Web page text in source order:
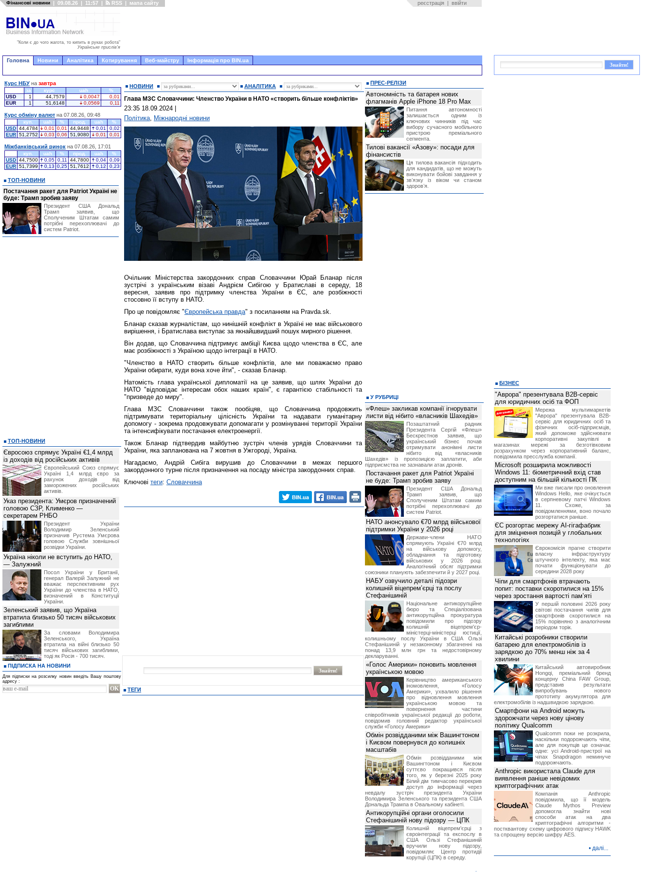
Фінансові новини | 09.08.26 | 11:57 | RSS | мапа сайту реєстрація | ввійти
"Коли є до чого жагота, то кипить в руках робота"
Українське прислів'я
Головна Новини Аналітика Котирування Веб-майстру Інформація про BIN.ua
НОВИНИ АНАЛІТИКА
Глава МЗС Словаччини: Членство України в НАТО «створить більше конфліктів»
23:35 18.09.2024
Політика, Міжнародні новини
Очільник Міністерства закордонних справ Словаччини Юрай Бланар після
зустрічі з українським візаві Андрієм Сибігою у Братиславі в середу, 18
вересня, заявив про підтримку членства України в ЄС, але розбіжності
стосовно її вступу в НАТО.
Про це повідомляє "Європейська правда" з посиланням на Pravda.sk.
Бланар сказав журналістам, що нинішній конфлікт в Україні не має військового
вирішення, і Братислава виступає за якнайшвидший пошук мирного рішення.
Він додав, що Словаччина підтримує амбіції Києва щодо членства в ЄС, але
має розбіжності з Україною щодо інтеграції в НАТО.
"Членство в НАТО створить більше конфліктів, але ми поважаємо право
України обирати, куди вона хоче йти", - сказав Бланар.
Натомість глава української дипломатії на це заявив, що шлях України до
НАТО "відповідає інтересам обох наших країн", є гарантією стабільності та
"призведе до миру".
Глава МЗС Словаччини також пообіцяв, що Словаччина продовжить
підтримувати територіальну цілісність України та надавати гуманітарну
допомогу - зокрема продовжувати допомагати у розмінуванні території України
та інтенсифікувати постачання електроенергії.
Також Бланар підтвердив майбутню зустріч членів урядів Словаччини та
України, яка запланована на 7 жовтня в Ужгороді, Україна.
Нагадаємо, Андрій Сибіга вирушив до Словаччини в межах першого
закордонного турне після призначення на посаду міністра закордонних справ.
Ключові теги: Словаччина
ТЕГИ
Курс НБУ на завтра
за курс uah
%
USD
1 44,7579 0,0047
0,01
EUR
1 51,6148 0,0569 0,11
Курс обміну валют на 07.08.26, 09:48
куп. uah % прод. uah
%
USD 44,4784 0,01 0,01 44,9448 0,01
0,02
EUR 51,2752 0,03 0,06 51,9080 0,01 0,01
Міжбанківський ринок на 07.08.26, 17:01
куп. uah % прод. uah
%
USD 44,7500 0,05 0,11 44,7800 0,04
0,09
EUR 51,7399 0,13 0,25 51,7612 0,12 0,23
ТОП-НОВИНИ
Постачання ракет для Patriot Україні не
буде: Трамп зробив заяву
Президент США Дональд
Трамп заявив, що
Сполученим Штатам самим
потрібні перехоплювачі до
систем Patriot.
ТОП-НОВИНИ
Євросоюз спрямує Україні €1,4 млрд
із доходів від російських активів
Європейський Союз спрямує
Україні 1,4 млрд євро за
рахунок доходів від
заморожених російських
активів.
Указ президента: Умєров призначений
головою СЗР, Клименко —
секретарем РНБО
Президент України
Володимир Зеленський
призначив Pустема Умєрова
головою Служби зовнішньої
розвідки України.
Україна ніколи не вступить до НАТО,
— Залужний
Посол України у Британії,
генерал Валерій Залужний не
вважає перспективним рух
України до членства в НАТО,
визначений в Конституції
України.
Зеленський заявив, що Україна
втратила близько 50 тисяч військових
загиблими
За словами Володимира
Зеленського, Україна
втратила на війні близько 50
тисяч військових загиблими,
тоді як Росія - 700 тисяч.
ПІДПИСКА НА НОВИНИ
Для підписки на розсилку новин введіть Вашу поштову
адресу :
ПРЕС-РЕЛІЗИ
Автономність та батарея нових
флагманів Apple iPhone 18 Pro Max
Питання автономності
залишається одним із
ключових чинників під час
вибору сучасного мобільного
пристрою преміального
сегмента.
Тилові вакансії «Азову»: посади для
фінансистів
Ця тилова вакансія підходить
для кандидатів, що не можуть
виконувати бойові завдання у
звʼязку із віком чи станом
здоровʼя.
У РУБРИЦІ
«Флеш» закликав компанії ігнорувати
листи від нібито «власників Шахедів»
Позаштатний радник
Президента Сергій «Флеш»
Бескрестнов заявив, що
український бізнес почав
отримувати анонімні листи
нібито від «власників
Шахедів» із пропозицією заплатити, аби
підприємства не зазнавали атак дронів.
Постачання ракет для Patriot Україні
не буде: Трамп зробив заяву
Президент США Дональд
Трамп заявив, що
Сполученим Штатам самим
потрібні перехоплювачі до
систем Patriot.
НАТО анонсувало €70 млрд військової
підтримки України у 2026 році
Держави-члени НАТО
спрямують Україні €70 млрд
на військову допомогу,
обладнання та підготовку
військових у 2026 році.
Аналогічний обсяг підтримки
союзники планують забезпечити й у 2027 році.
НАБУ озвучило деталі підозри
колишній віцепрем’єрці та послу
Стефанішиній
Національне антикорупційне
бюро та Спеціалізована
антикорупційна прокуратура
повідомили про підозру
колишній віцепрем'єр-
міністерці-міністерці юстиції,
колишньому послу України в США Ользі
Стефанішиній у незаконному збагаченні на
понад 13,9 млн грн та недостовірному
декларуванні.
«Голос Америки» поновить мовлення
українською мовою
Керівництво американського
іномовлення, «Голосу
Америки», ухвалило рішення
про відновлення мовлення
українською мовою та
повернення частини
співробітників української редакції до роботи,
повідомив головний редактор української
служби «Голосу Америки»
Обмін розвідданими між Вашингтоном
і Києвом повернувся до колишніх
масштабів
Обмін розвідданими між
Вашингтоном і Києвом
суттєво покращився після
того, як у березні 2025 року
Білий дім тимчасово перекрив
доступ до інформації через
невдалу зустріч президента України
Володимира Зеленського та президента США
Дональда Трампа в Овальному кабінеті.
Антикорупційні органи оголосили
Стефанішиній нову підозру — ЦПК
Колишній віцепрем'єрці з
євроінтеграції та експослу в
США Ользі Стефанішиній
вручили нову підозру,
повідомляє Центр протидії
корупції (ЦПК) в середу.
БІЗНЕС
"Аврора" презентувала B2B-сервіс
для юридичних осіб та ФОП
Мережа мультимаркетів
"Аврора" презентувала B2B-
сервіс для юридичних осіб та
фізичних осіб-підприємців,
який допоможе здійснювати
корпоративні закупівлі в
магазинах мережі за безготівковим
розрахунком через корпоративний баланс,
повідомила пресслужба компанії.
Microsoft розширила можливості
Windows 11: біометричний вхід став
доступним на більшій кількості ПК
Ми вже писали про оновлення
Windows Hello, яке очікується
в серпневому патчі Windows
11. Схоже, за
повідомленнями, воно почало
розгортатися раніше.
ЄС розгортає мережу AI-гігафабрик
для зміцнення позицій у глобальних
технологіях
Єврокомісія прагне створити
власну інфраструктуру
штучного інтелекту, яка має
почати функціонувати до
середини 2028 року
Чіпи для смартфонів втрачають
попит: поставки скоротилися на 15%
через зростання вартості пам’яті
У першій половині 2026 року
світові постачання чипів для
смартфонів скоротилися на
15% порівняно з аналогічним
періодом торік.
Китайські розробники створили
батарею для електромобілів із
зарядкою до 70% менш ніж за 4
хвилини
Китайський автовиробник
Hongqi, преміальний бренд
концерну China FAW Group,
представив результати
випробувань нового
прототипу акумулятора для
електромобілів із надшвидкою зарядкою.
Смартфони на Android можуть
здорожчати через нову цінову
політику Qualcomm
Qualcomm поки не розкрила,
наскільки подорожчають чіпи,
але для покупців це означає
одне: усі Android-пристрої на
чіпах Snapdragon неминуче
подорожчають.
Anthropic використала Claude для
виявлення раніше невідомих
криптографічних атак
Компанія Anthropic
повідомила, що її модель
Claude Mythos Preview
допомогла знайти нові
способи атак на два
криптографічні алгоритми -
постквантову схему цифрового підпису HAWK
та спрощену версію шифру AES.
• далі...